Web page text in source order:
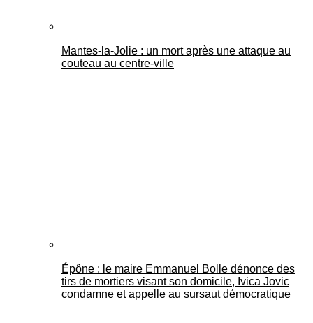
Mantes-la-Jolie : un mort après une attaque au
couteau au centre-ville
Épône : le maire Emmanuel Bolle dénonce des
tirs de mortiers visant son domicile, Ivica Jovic
condamne et appelle au sursaut démocratique